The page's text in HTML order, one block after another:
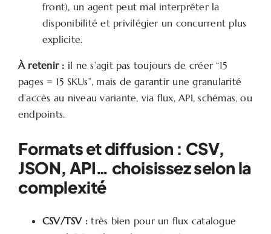
front), un agent peut mal interpréter la
disponibilité et privilégier un concurrent plus
explicite.
À retenir : il ne s’agit pas toujours de créer “15
pages = 15 SKUs”, mais de garantir une granularité
d’accès au niveau variante, via flux, API, schémas, ou
endpoints.
Formats et diffusion : CSV,
JSON, API… choisissez selon la
complexité
CSV/TSV : très bien pour un flux catalogue